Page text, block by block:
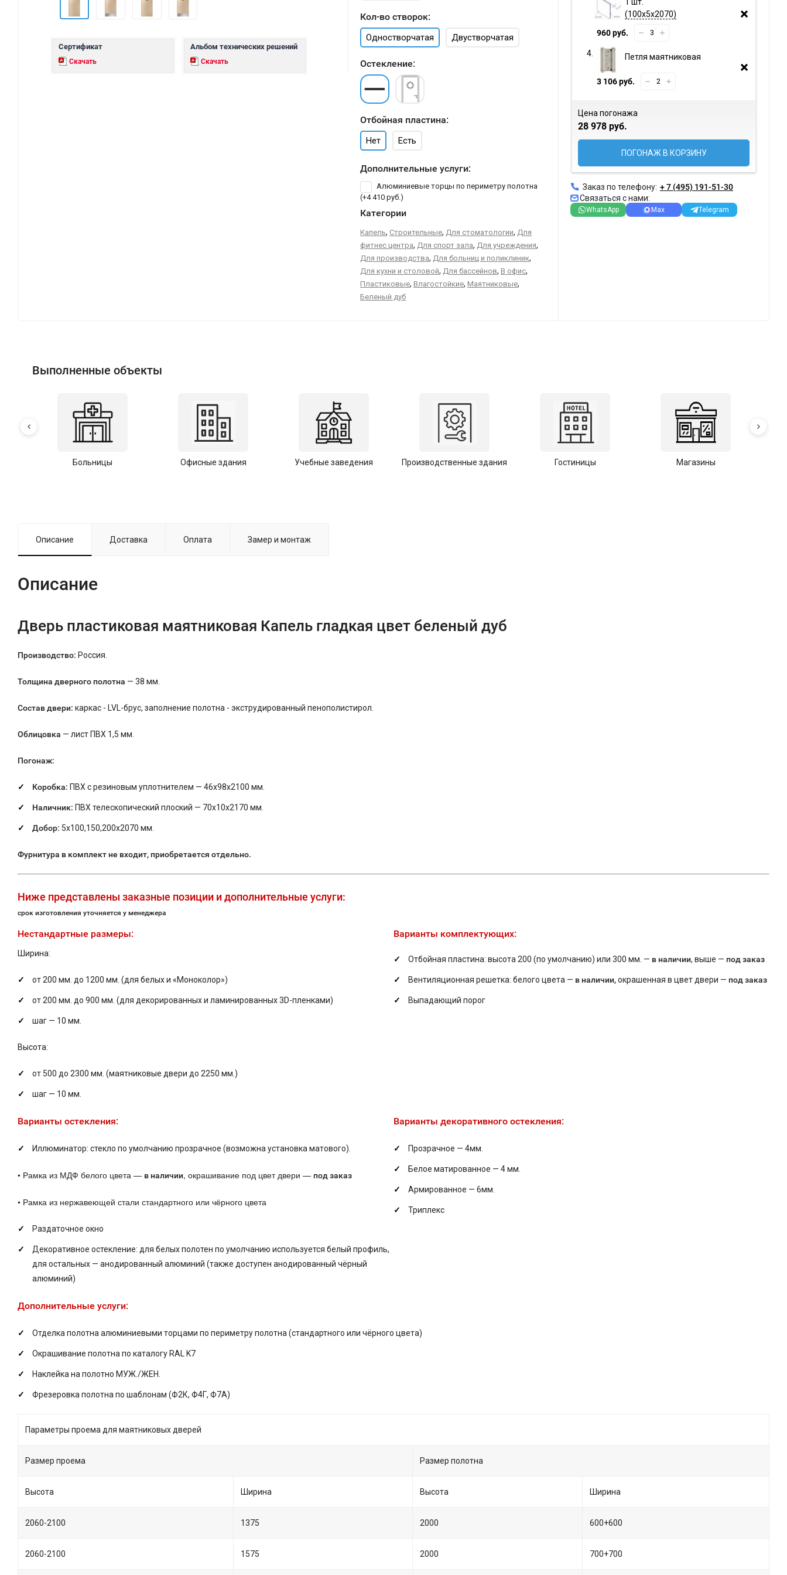
Сертификат
Скачать
Альбом технических решений
Скачать
Кол-во створок:
Одностворчатая Двустворчатая
Остекление:
Отбойная пластина:
Нет Есть
Дополнительные услуги:
Алюминиевые торцы по периметру полотна
(+4 410 руб.)
Категории
Капель, Строительные, Для стоматологии, Для
фитнес центра, Для спорт зала, Для учреждения,
Для производства, Для больниц и поликлиник,
Для кухни и столовой, Для бассейнов, В офис,
Пластиковые, Влагостойкие, Маятниковые,
Беленый дуб
100х5х2070
960 руб.
Петля маятниковая
3 106 руб.
Цена погонажа
28 978 руб.
ПОГОНАЖ В КОРЗИНУ
Заказ по телефону: + 7 (495) 191-51-30
Связаться с нами:
WhatsApp Max Telegram
Выполненные объекты
Больницы Офисные здания Учебные заведения Производственные здания Гостиницы Магазины
Описание Доставка Оплата Замер и монтаж
Описание
Дверь пластиковая маятниковая Капель гладкая цвет беленый дуб
Производство: Россия.
Толщина дверного полотна — 38 мм.
Состав двери: каркас - LVL-брус, заполнение полотна - экструдированный пенополистирол.
Облицовка — лист ПВХ 1,5 мм.
Погонаж:
Коробка: ПВХ с резиновым уплотнителем — 46х98х2100 мм.
Наличник: ПВХ телескопический плоский — 70х10х2170 мм.
Добор: 5х100,150,200х2070 мм.
Фурнитура в комплект не входит, приобретается отдельно.
Ниже представлены заказные позиции и дополнительные услуги:
срок изготовления уточняется у менеджера
Нестандартные размеры:
Ширина:
от 200 мм. до 1200 мм. (для белых и «Моноколор»)
от 200 мм. до 900 мм. (для декорированных и ламинированных 3D-пленками)
шаг — 10 мм.
Высота:
от 500 до 2300 мм. (маятниковые двери до 2250 мм.)
шаг — 10 мм.
Варианты комплектующих:
Отбойная пластина: высота 200 (по умолчанию) или 300 мм. — в наличии, выше — под заказ
Вентиляционная решетка: белого цвета — в наличии,окрашенная в цвет двери — под заказ
Выпадающий порог
Варианты остекления:
Иллюминатор: стекло по умолчанию прозрачное (возможна установка матового).
• Рамка из МДФ белого цвета — в наличии, окрашивание под цвет двери — под заказ
• Рамка из нержавеющей стали стандартного или чёрного цвета
Раздаточное окно
Декоративное остекление: для белых полотен по умолчанию используется белый профиль,
для остальных — анодированный алюминий (также доступен анодированный чёрный
алюминий)
Варианты декоративного остекления:
Прозрачное — 4мм.
Белое матированное — 4 мм.
Армированное — 6мм.
Триплекс
Дополнительные услуги:
Отделка полотна алюминиевыми торцами по периметру полотна (стандартного или чёрного цвета)
Окрашивание полотна по каталогу RAL K7
Наклейка на полотно МУЖ./ЖЕН.
Фрезеровка полотна по шаблонам (Ф2К, Ф4Г, Ф7А)
Параметры проема для маятниковых дверей
Размер проема Размер полотна
Высота Ширина Высота Ширина
2060-2100 1375 2000 600+600
2060-2100 1575 2000 700+700